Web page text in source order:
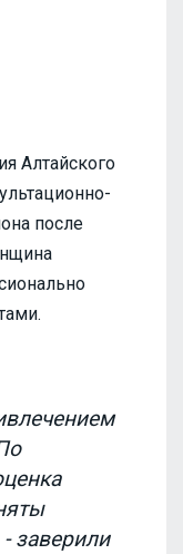
Алтайского
после
заверили